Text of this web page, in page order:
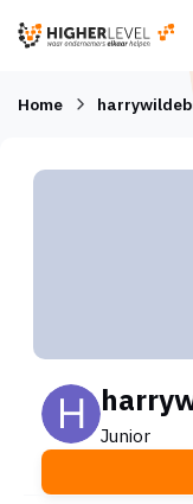
Home
Junior